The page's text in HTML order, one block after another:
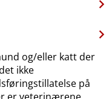
og​/​eller katt der
ikke
på